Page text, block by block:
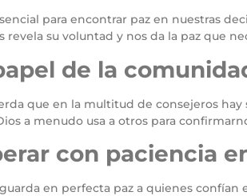
para encontrar paz en nuestras
revela su voluntad y nos da la paz que
de la
que en la multitud de consejeros
a menudo usa a otros para
con paciencia
en perfecta paz a quienes